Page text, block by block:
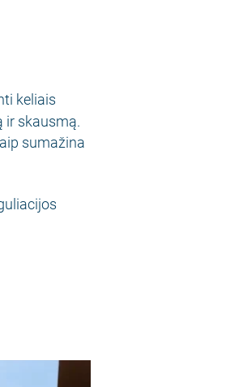
keliais
ir skausmą.
sumažina